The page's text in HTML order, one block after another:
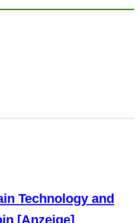
Technology and
[Anzeige]